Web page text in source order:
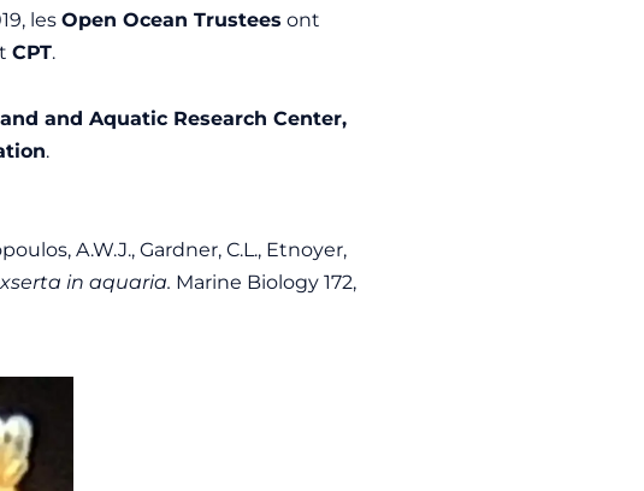
les Open Ocean Trustees ont
CPT.
and Aquatic Research Center,
.
A.W.J., Gardner, C.L., Etnoyer,
in aquaria. Marine Biology 172,